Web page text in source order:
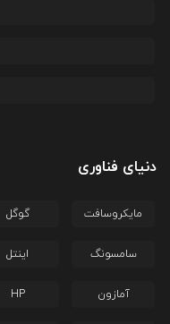
دنیای فناوری
مایکروسافت گوگل
سامسونگ اینتل
آمازون HP